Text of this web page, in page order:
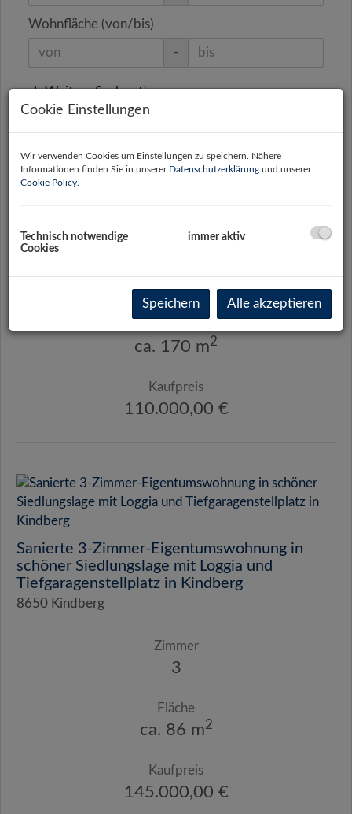
Wohnfläche (von/bis)
-
Weitere Suchoptionen
1 2
ca. 170 m2
Kaufpreis
110.000,00 €
Sanierte 3-Zimmer-Eigentumswohnung in
schöner Siedlungslage mit Loggia und
Tiefgaragenstellplatz in Kindberg
8650 Kindberg
Zimmer
3
Fläche
ca. 86 m2
Kaufpreis
145.000,00 €
Cookie Einstellungen
Wir verwenden Cookies um Einstellungen zu speichern. Nähere
Informationen finden Sie in unserer Datenschutzerklärung und unserer
Cookie Policy
Technisch notwendige
Cookies
immer aktiv
Speichern Alle akzeptieren